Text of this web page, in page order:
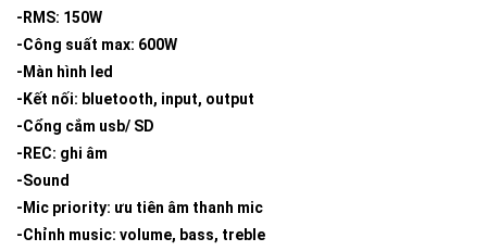
-RMS: 150W
-Công suất max: 600W
-Màn hình led
-Kết nối: bluetooth, input, output
-Cổng cắm usb/ SD
-REC: ghi âm
-Sound
-Mic priority: ưu tiên âm thanh mic
-Chỉnh music: volume, bass, treble